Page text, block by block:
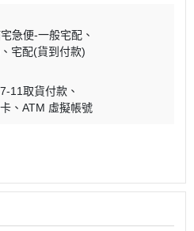
急便-一般宅配
宅配(貨到付款)
7-11取貨付款
ATM 虛擬帳號